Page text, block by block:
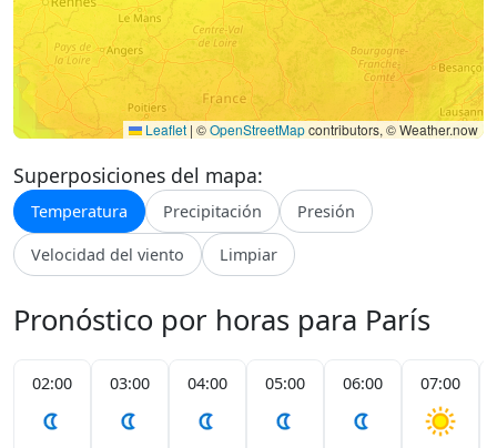
Leaflet | ©OpenStreetMapcontributors, © Weather.now
Superposiciones del mapa:
Temperatura Precipitación Presión
Velocidad del viento Limpiar
Pronóstico por horas para París
02:00 03:00 04:00 05:00 06:00 07:00